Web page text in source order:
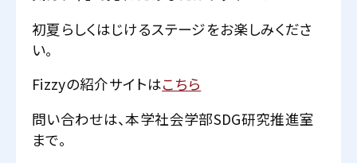
初夏らしくはじけるステージをお楽しみくださ
い。
Fizzyの紹介サイトはこちら
問い合わせは、本学社会学部SDG研究推進室
まで。